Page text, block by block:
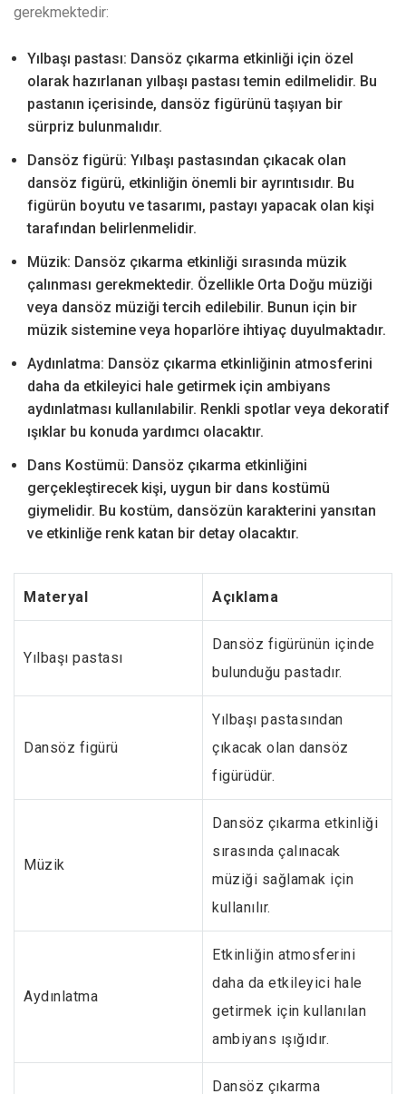
gerekmektedir:
Yılbaşı pastası: Dansöz çıkarma etkinliği için özel
olarak hazırlanan yılbaşı pastası temin edilmelidir. Bu
pastanın içerisinde, dansöz figürünü taşıyan bir
sürpriz bulunmalıdır.
Dansöz figürü: Yılbaşı pastasından çıkacak olan
dansöz figürü, etkinliğin önemli bir ayrıntısıdır. Bu
figürün boyutu ve tasarımı, pastayı yapacak olan kişi
tarafından belirlenmelidir.
Müzik: Dansöz çıkarma etkinliği sırasında müzik
çalınması gerekmektedir. Özellikle Orta Doğu müziği
veya dansöz müziği tercih edilebilir. Bunun için bir
müzik sistemine veya hoparlöre ihtiyaç duyulmaktadır.
Aydınlatma: Dansöz çıkarma etkinliğinin atmosferini
daha da etkileyici hale getirmek için ambiyans
aydınlatması kullanılabilir. Renkli spotlar veya dekoratif
ışıklar bu konuda yardımcı olacaktır.
Dans Kostümü: Dansöz çıkarma etkinliğini
gerçekleştirecek kişi, uygun bir dans kostümü
giymelidir. Bu kostüm, dansözün karakterini yansıtan
ve etkinliğe renk katan bir detay olacaktır.
Materyal Açıklama
Yılbaşı pastası
Dansöz figürünün içinde
bulunduğu pastadır.
Dansöz figürü
Yılbaşı pastasından
çıkacak olan dansöz
figürüdür.
Müzik
Dansöz çıkarma etkinliği
sırasında çalınacak
müziği sağlamak için
kullanılır.
Aydınlatma
Etkinliğin atmosferini
daha da etkileyici hale
getirmek için kullanılan
ambiyans ışığıdır.
Dansöz çıkarma